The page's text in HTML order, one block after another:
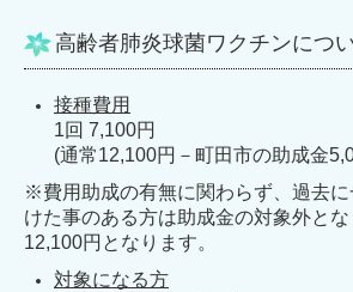
高齢者肺炎球菌ワクチンにつ
接種費用
1回 7,100円
(通常12,100円－町田市の助成金
※費用助成の有無に関わらず、過去
けた事のある方は助成金の対象外とな
12,100円となります。
対象になる方